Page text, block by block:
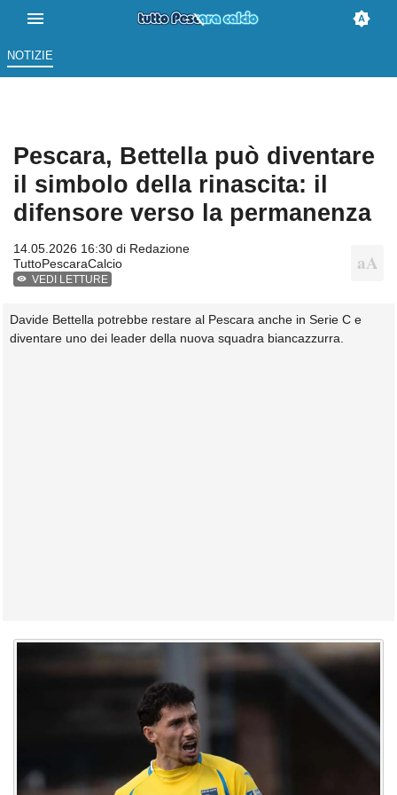
NOTIZIE
Pescara, Bettella può diventare
il simbolo della rinascita: il
difensore verso la permanenza
14.05.2026 16:30 di Redazione
TuttoPescaraCalcio
VEDI LETTURE
Davide Bettella potrebbe restare al Pescara anche in Serie C e
diventare uno dei leader della nuova squadra biancazzurra.